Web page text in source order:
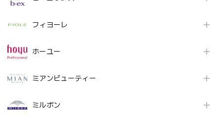
フィヨーレ
ホーユー
ミアンビューティー
ミルボン